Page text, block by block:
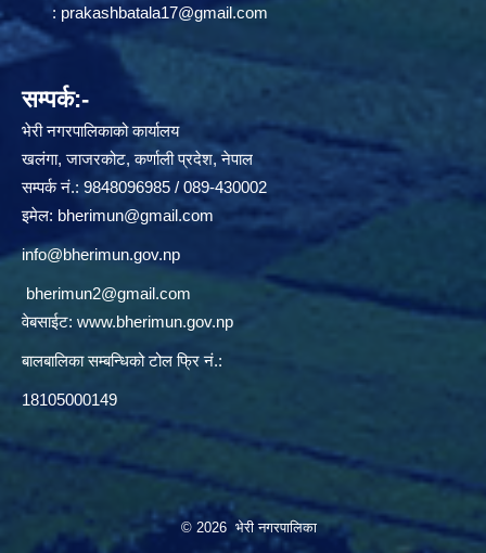
: prakashbatala17@gmail.com
सम्पर्क:-
भेरी नगरपालिकाको कार्यालय
खलंगा, जाजरकोट, कर्णाली प्रदेश, नेपाल
सम्पर्क नं.: 9848096985 / 089-430002
इमेल: bherimun@gmail.com
info@bherimun.gov.np
bherimun2@gmail.com
वेबसाईट: www.bherimun.gov.np
बालबालिका सम्बन्धिको टोल फ्रि नं.:
18105000149
© 2026 भेरी नगरपालिका